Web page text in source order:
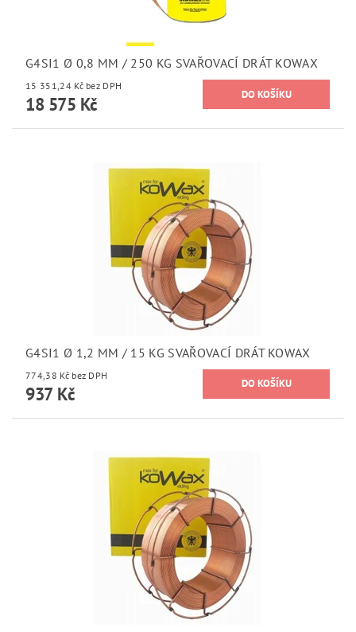
G4SI1 Ø 0,8 MM / 250 KG SVAŘOVACÍ DRÁT KOWAX
15 351,24 Kč bez DPH
18 575 Kč
G4SI1 Ø 1,2 MM / 15 KG SVAŘOVACÍ DRÁT KOWAX
774,38 Kč bez DPH
937 Kč